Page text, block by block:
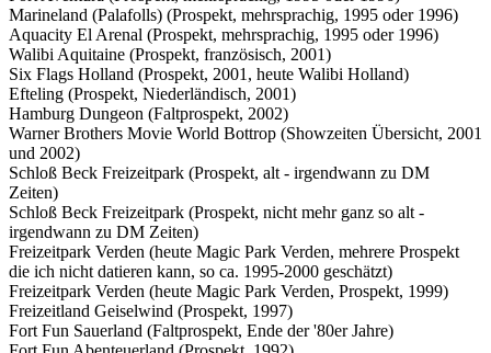
Marineland (Palafolls) (Prospekt, mehrsprachig, 1995 oder 1996)
Aquacity El Arenal (Prospekt, mehrsprachig, 1995 oder 1996)
Walibi Aquitaine (Prospekt, französisch, 2001)
Six Flags Holland (Prospekt, 2001, heute Walibi Holland)
Efteling (Prospekt, Niederländisch, 2001)
Hamburg Dungeon (Faltprospekt, 2002)
Warner Brothers Movie World Bottrop (Showzeiten Übersicht, 2001
und 2002)
Schloß Beck Freizeitpark (Prospekt, alt - irgendwann zu DM
Zeiten)
Schloß Beck Freizeitpark (Prospekt, nicht mehr ganz so alt -
irgendwann zu DM Zeiten)
Freizeitpark Verden (heute Magic Park Verden, mehrere Prospekt
die ich nicht datieren kann, so ca. 1995-2000 geschätzt)
Freizeitpark Verden (heute Magic Park Verden, Prospekt, 1999)
Freizeitland Geiselwind (Prospekt, 1997)
Fort Fun Sauerland (Faltprospekt, Ende der '80er Jahre)